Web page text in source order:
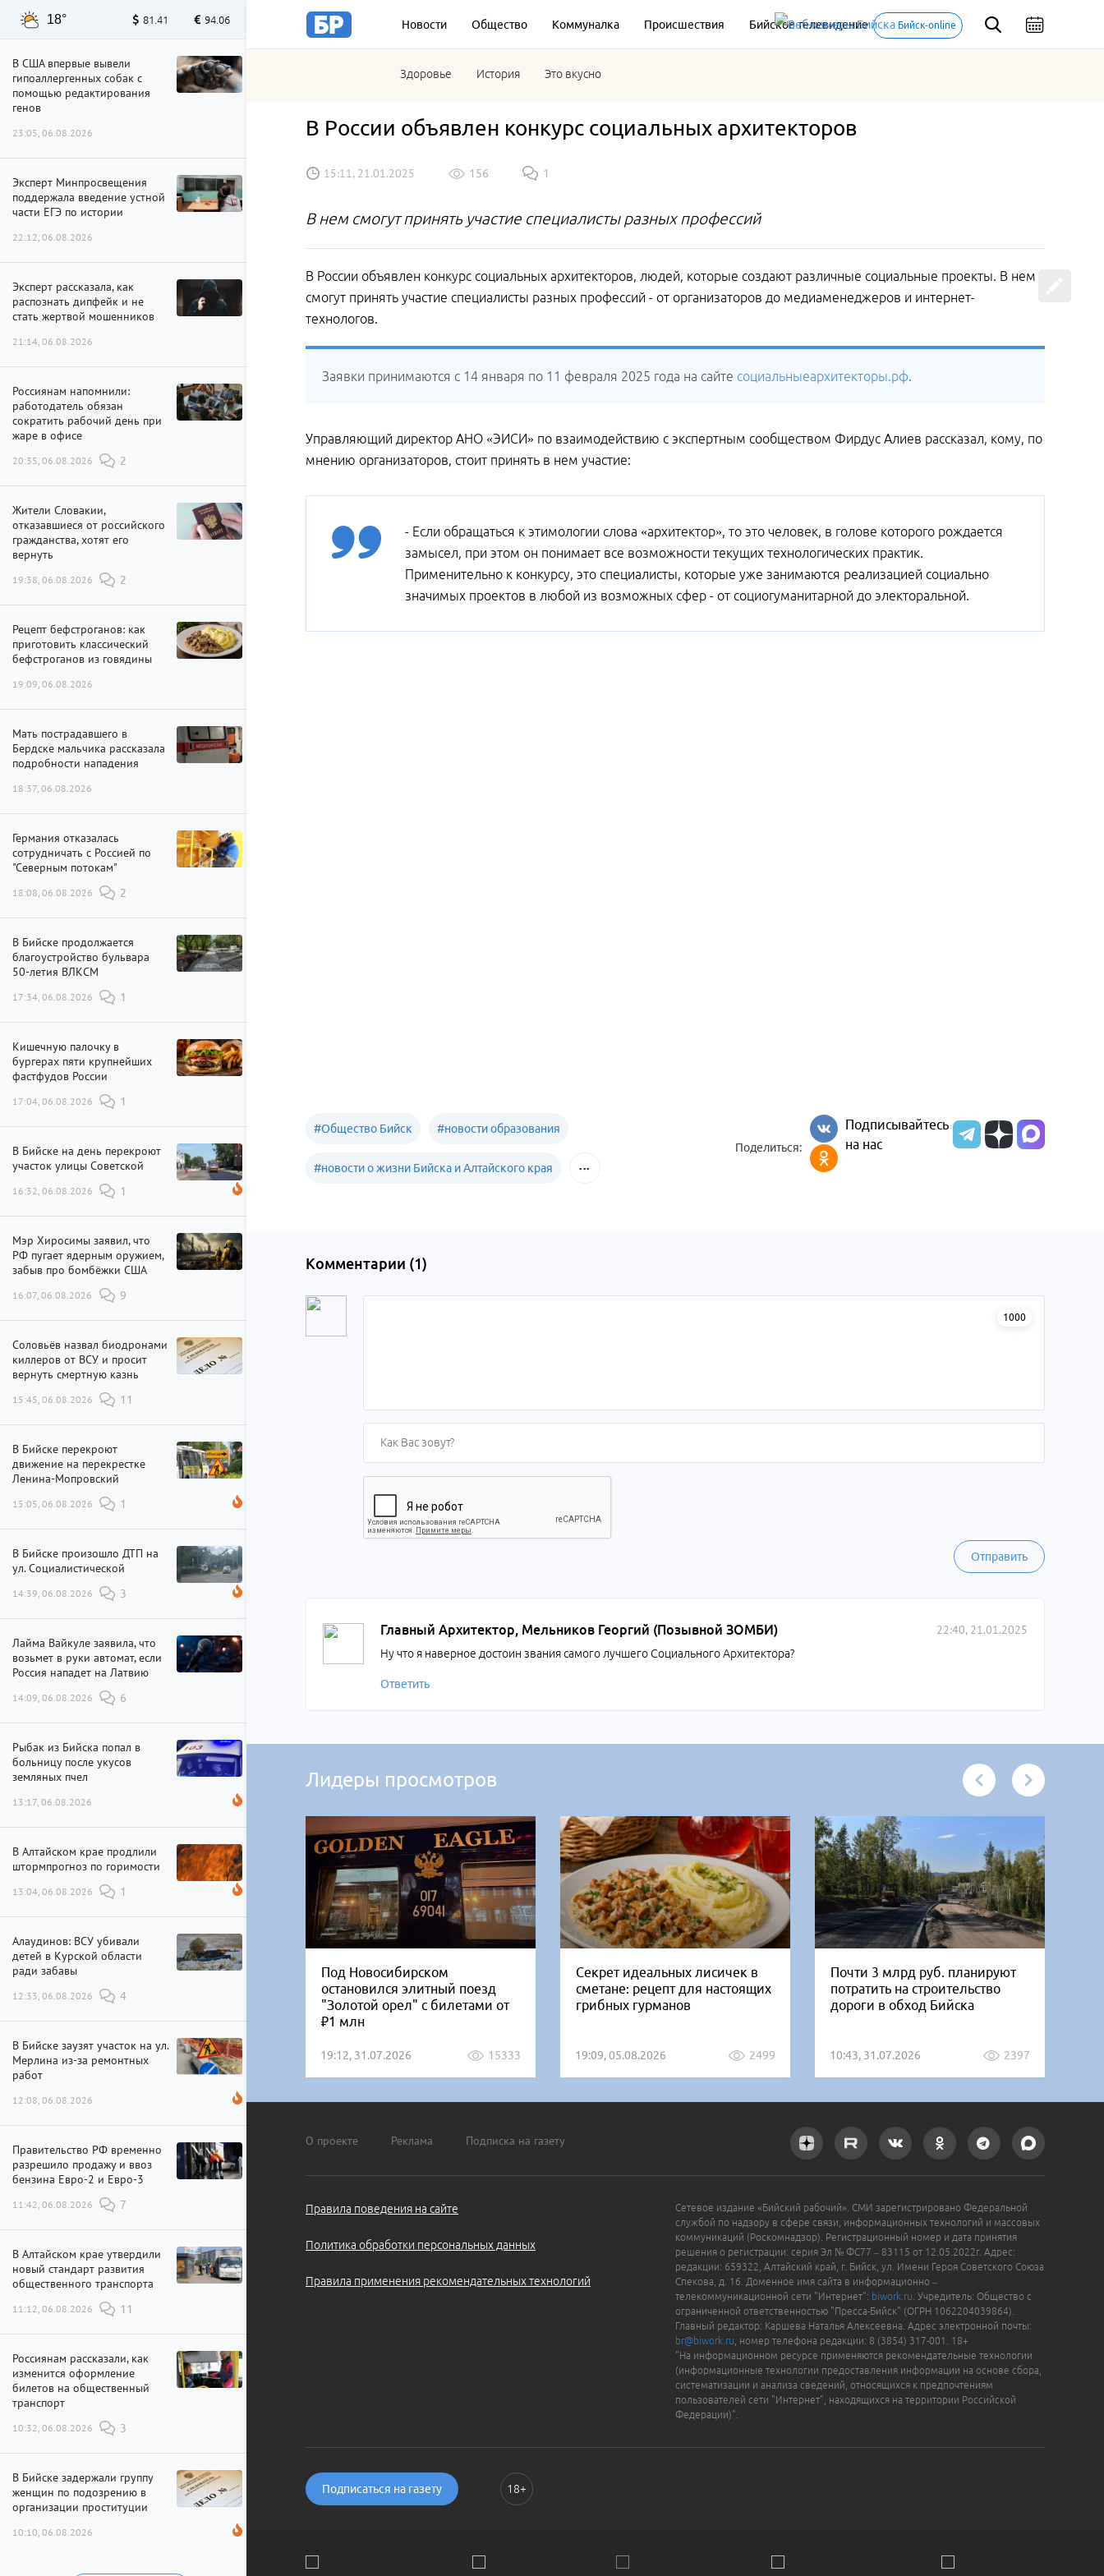
Новости Общество Коммуналка Происшествия Бийское телевидение Бийск-online
Здоровье История Это вкусно
18° 81.41 94.06
В США впервые вывели
гипоаллергенных собак с
помощью редактирования
генов
23:05, 06.08.2026
Эксперт Минпросвещения
поддержала введение устной
части ЕГЭ по истории
22:12, 06.08.2026
Эксперт рассказала, как
распознать дипфейк и не
стать жертвой мошенников
21:14, 06.08.2026
Россиянам напомнили:
работодатель обязан
сократить рабочий день при
жаре в офисе
20:35, 06.08.2026 2
Жители Словакии,
отказавшиеся от российского
гражданства, хотят его
вернуть
19:38, 06.08.2026 2
Рецепт бефстроганов: как
приготовить классический
бефстроганов из говядины
19:09, 06.08.2026
Мать пострадавшего в
Бердске мальчика рассказала
подробности нападения
18:37, 06.08.2026
Германия отказалась
сотрудничать с Россией по
"Северным потокам"
18:08, 06.08.2026 2
В Бийске продолжается
благоустройство бульвара
50-летия ВЛКСМ
17:34, 06.08.2026 1
Кишечную палочку в
бургерах пяти крупнейших
фастфудов России
17:04, 06.08.2026 1
В Бийске на день перекроют
участок улицы Советской
16:32, 06.08.2026 1
Мэр Хиросимы заявил, что
РФ пугает ядерным оружием,
забыв про бомбёжки США
16:07, 06.08.2026 9
Соловьёв назвал биодронами
киллеров от ВСУ и просит
вернуть смертную казнь
15:45, 06.08.2026 11
В Бийске перекроют
движение на перекрестке
Ленина-Мопровский
15:05, 06.08.2026 1
В Бийске произошло ДТП на
ул. Социалистической
14:39, 06.08.2026 3
Лайма Вайкуле заявила, что
возьмет в руки автомат, если
Россия нападет на Латвию
14:09, 06.08.2026 6
Рыбак из Бийска попал в
больницу после укусов
земляных пчел
13:17, 06.08.2026
В Алтайском крае продлили
штормпрогноз по горимости
13:04, 06.08.2026 1
Алаудинов: ВСУ убивали
детей в Курской области
ради забавы
12:33, 06.08.2026 4
В Бийске заузят участок на ул.
Мерлина из-за ремонтных
работ
12:08, 06.08.2026
Правительство РФ временно
разрешило продажу и ввоз
бензина Евро-2 и Евро-3
11:42, 06.08.2026 7
В Алтайском крае утвердили
новый стандарт развития
общественного транспорта
11:12, 06.08.2026 11
Россиянам рассказали, как
изменится оформление
билетов на общественный
транспорт
10:32, 06.08.2026 3
В Бийске задержали группу
женщин по подозрению в
организации проституции
10:10, 06.08.2026
В России объявлен конкурс социальных архитекторов
15:11, 21.01.2025 156 1
В нем смогут принять участие специалисты разных профессий
В России объявлен конкурс социальных архитекторов, людей, которые создают различные социальные проекты. В нем
смогут принять участие специалисты разных профессий - от организаторов до медиаменеджеров и интернет-
технологов.
Заявки принимаются с 14 января по 11 февраля 2025 года на сайте социальныеархитекторы.рф.
Управляющий директор АНО «ЭИСИ» по взаимодействию с экспертным сообществом Фирдус Алиев рассказал, кому, по
мнению организаторов, стоит принять в нем участие:
- Если обращаться к этимологии слова «архитектор», то это человек, в голове которого рождается
замысел, при этом он понимает все возможности текущих технологических практик.
Применительно к конкурсу, это специалисты, которые уже занимаются реализацией социально
значимых проектов в любой из возможных сфер - от социогуманитарной до электоральной.
#Общество Бийск #новости образования
#новости о жизни Бийска и Алтайского края
Поделиться:
Подписывайтесь
на нас
Комментарии (1)
1000
Отправить
Главный Архитектор, Мельников Георгий (Позывной ЗОМБИ) 22:40, 21.01.2025
Ну что я наверное достоин звания самого лучшего Социального Архитектора?
Ответить
Лидеры просмотров
Под Новосибирском
остановился элитный поезд
"Золотой орел" с билетами от
₽1 млн
19:12, 31.07.2026 15333
Секрет идеальных лисичек в
сметане: рецепт для настоящих
грибных гурманов
19:09, 05.08.2026 2499
Почти 3 млрд руб. планируют
потратить на строительство
дороги в обход Бийска
10:43, 31.07.2026 2397
О проекте Реклама Подписка на газету
Правила поведения на сайте
Политика обработки персональных данных
Правила применения рекомендательных технологий
Сетевое издание «Бийский рабочий». СМИ зарегистрировано Федеральной
службой по надзору в сфере связи, информационных технологий и массовых
коммуникаций (Роскомнадзор). Регистрационный номер и дата принятия
решения о регистрации: серия Эл № ФС77 – 83115 от 12.05.2022г. Адрес:
редакции: 659322, Алтайский край, г. Бийск, ул. Имени Героя Советского Союза
Спекова, д. 16. Доменное имя сайта в информационно –
телекоммуникационной сети "Интернет": biwork.ru . Учредитель: Общество с
ограниченной ответственностью "Пресса-Бийск" (ОГРН 1062204039864).
Главный редактор: Каршева Наталья Алексеевна. Адрес электронной почты:
br@biwork.ru , номер телефона редакции: 8 (3854) 317-001. 18+
"На информационном ресурсе применяются рекомендательные технологии
(информационные технологии предоставления информации на основе сбора,
систематизации и анализа сведений, относящихся к предпочтениям
пользователей сети "Интернет", находящихся на территории Российской
Федерации)".
Подписаться на газету 18+